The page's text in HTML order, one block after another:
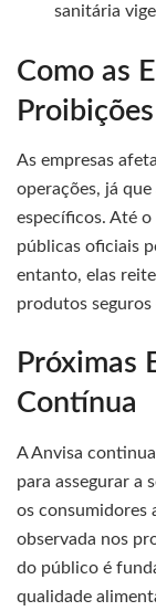
sanitária
Como as
Proibições
As empresas
operações, já
específicos. Até
públicas oficiais
entanto, elas
produtos seguros
Próximas
Contínua
A Anvisa
para assegurar a
os consumidores
observada nos
do público é
qualidade